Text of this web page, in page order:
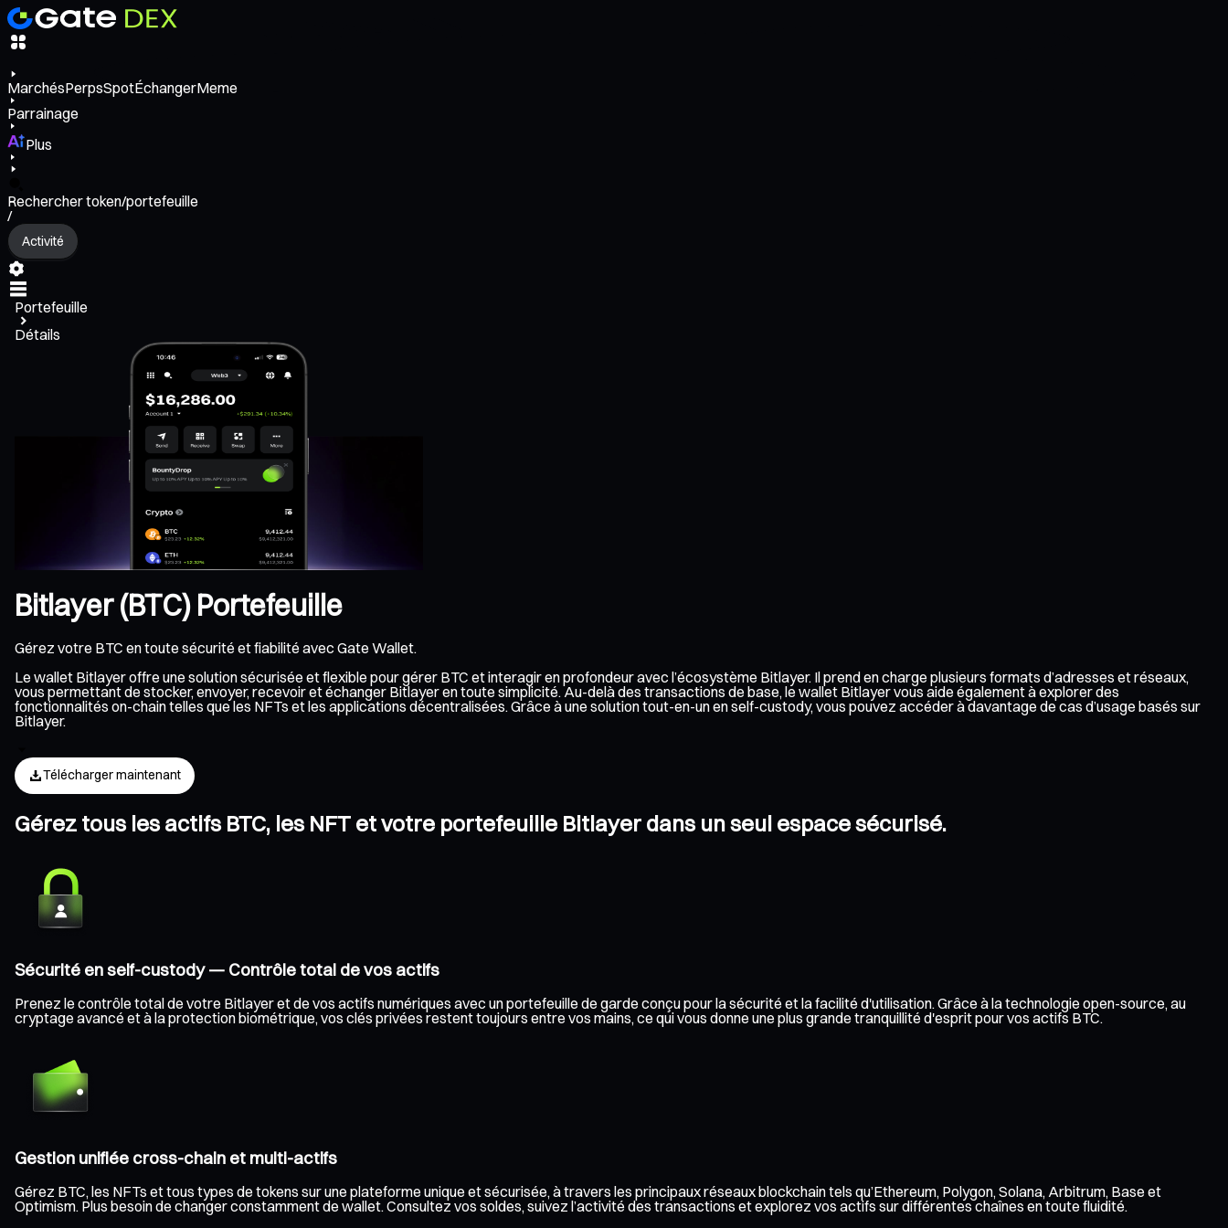
MarchésPerpsSpotÉchangerMeme
Parrainage
Plus
Rechercher token/portefeuille
/
Activité
Portefeuille
Détails
Bitlayer (BTC) Portefeuille
Gérez votre BTC en toute sécurité et fiabilité avec Gate Wallet.
Le wallet Bitlayer offre une solution sécurisée et flexible pour gérer BTC et interagir en profondeur avec l’écosystème Bitlayer. Il prend en charge plusieurs formats d’adresses et réseaux,
vous permettant de stocker, envoyer, recevoir et échanger Bitlayer en toute simplicité. Au-delà des transactions de base, le wallet Bitlayer vous aide également à explorer des
fonctionnalités on-chain telles que les NFTs et les applications décentralisées. Grâce à une solution tout-en-un en self-custody, vous pouvez accéder à davantage de cas d’usage basés sur
Bitlayer.
Télécharger maintenant
Gérez tous les actifs BTC, les NFT et votre portefeuille Bitlayer dans un seul espace sécurisé.
Sécurité en self-custody — Contrôle total de vos actifs
Prenez le contrôle total de votre Bitlayer et de vos actifs numériques avec un portefeuille de garde conçu pour la sécurité et la facilité d'utilisation. Grâce à la technologie open-source, au
cryptage avancé et à la protection biométrique, vos clés privées restent toujours entre vos mains, ce qui vous donne une plus grande tranquillité d'esprit pour vos actifs BTC.
Gestion unifiée cross-chain et multi-actifs
Gérez BTC, les NFTs et tous types de tokens sur une plateforme unique et sécurisée, à travers les principaux réseaux blockchain tels qu’Ethereum, Polygon, Solana, Arbitrum, Base et
Optimism. Plus besoin de changer constamment de wallet. Consultez vos soldes, suivez l’activité des transactions et explorez vos actifs sur différentes chaînes en toute fluidité.